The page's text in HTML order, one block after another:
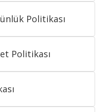
Politikası
Politikası